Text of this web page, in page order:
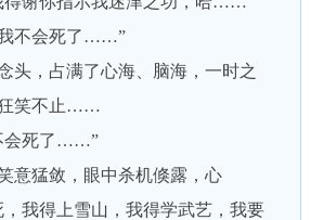
不会死了……”
，占满了心海、脑海，一时之
狂笑不止……
死了……”
猛敛，眼中杀机倏露，心
我得上雪山，我得学武艺，我要